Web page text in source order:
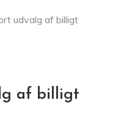
udvalg af billigt
af billigt